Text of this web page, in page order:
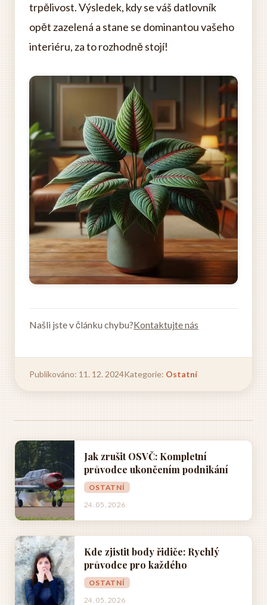
trpělivost. Výsledek, kdy se váš datlovník
opět zazelená a stane se dominantou vašeho
interiéru, za to rozhodně stojí!
Našli jste v článku chybu?Kontaktujte nás
Publikováno: 11. 12. 2024Kategorie: Ostatní
Jak zrušit OSVČ: Kompletní
průvodce ukončením podnikání
OSTATNÍ
24. 05. 2026
Kde zjistit body řidiče: Rychlý
průvodce pro každého
OSTATNÍ
24. 05. 2026